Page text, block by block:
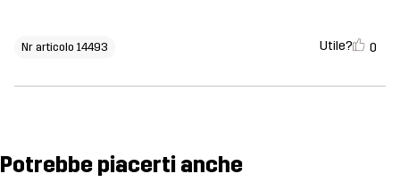
Nr articolo 14493 Utile? 0
Potrebbe piacerti anche